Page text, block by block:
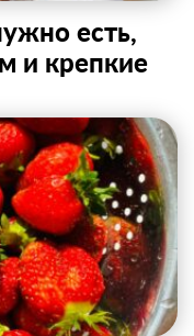
есть,
и крепкие